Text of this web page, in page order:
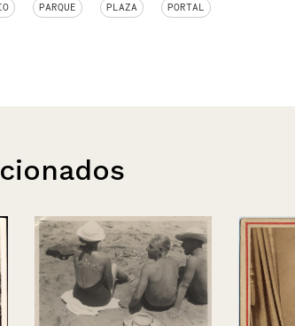
PARQUE PLAZA PORTAL